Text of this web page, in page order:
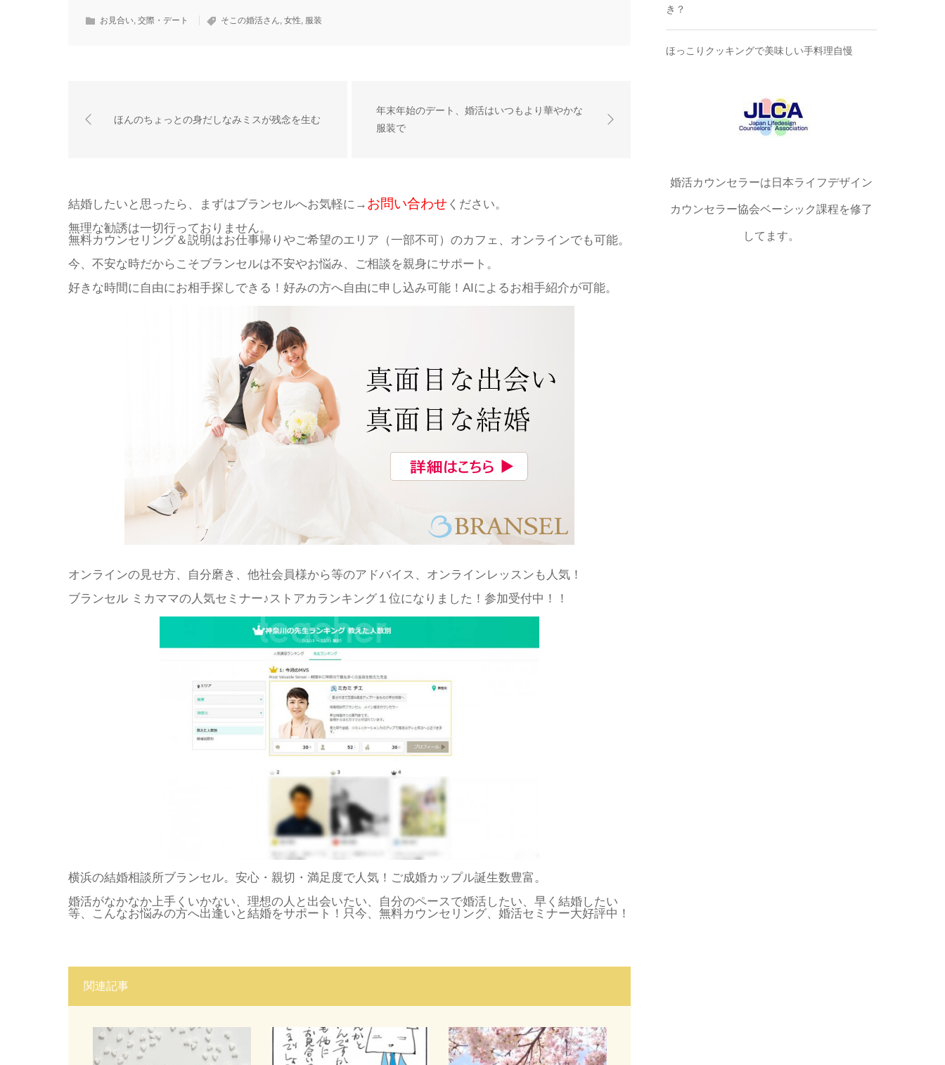
お見合い, 交際・デート そこの婚活さん, 女性, 服装
ほんのちょっとの身だしなみミスが残念を生む
年末年始のデート、婚活はいつもより華やかな
服装で
結婚したいと思ったら、まずはブランセルへお気軽に→ お問い合わせ ください。
無理な勧誘は一切行っておりません。
無料カウンセリング＆説明はお仕事帰りやご希望のエリア（一部不可）のカフェ、オンラインでも可能。
今、不安な時だからこそブランセルは不安やお悩み、ご相談を親身にサポート。
好きな時間に自由にお相手探しできる！好みの方へ自由に申し込み可能！AIによるお相手紹介が可能。
オンラインの見せ方、自分磨き、他社会員様から等のアドバイス、オンラインレッスンも人気！
ブランセル ミカママの人気セミナー♪ストアカランキング１位になりました！参加受付中！！
横浜の結婚相談所ブランセル。安心・親切・満足度で人気！ご成婚カップル誕生数豊富。
婚活がなかなか上手くいかない、理想の人と出会いたい、自分のペースで婚活したい、早く結婚したい
等、こんなお悩みの方へ出逢いと結婚をサポート！只今、無料カウンセリング、婚活セミナー大好評中！
関連記事
き？
ほっこりクッキングで美味しい手料理自慢
婚活カウンセラーは日本ライフデザイン
カウンセラー協会ベーシック課程を修了
してます。